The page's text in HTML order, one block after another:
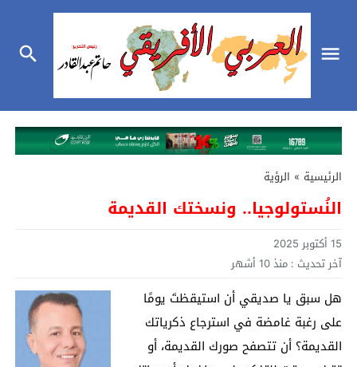
الرئيسية » الرؤية
النُستولوجيا.. ونسختك القديمة
15 أكتوبر 2025
آخر تحديث : منذ 10 أشهر
هل سبق يا صديقي أن استيقظتَ يومًا
على رغبة غامضة في استرجاع ذكرياتك
القديمة؟ أن تتصفح صورك القديمة، أو